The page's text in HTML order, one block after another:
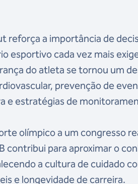
reforça a importância de
esportivo cada vez mais
do atleta se tornou um
prevenção de
e estratégias de
olímpico a um congresso
contribui para aproximar o
a cultura de cuidado
e longevidade de carreira.